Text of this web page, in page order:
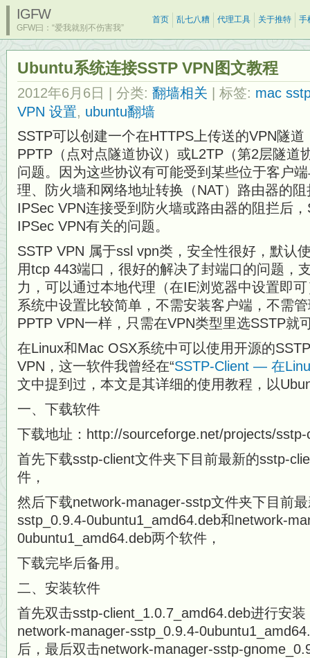
IGFW
GFW曰：“爱我就别不伤害我”
首页 乱七八糟 代理工具 关于推特 手
Ubuntu系统连接SSTP VPN图文教程
2012年6月6日 | 分类: 翻墙相关 | 标签: mac
VPN 设置, ubuntu翻墙
SSTP可以创建一个在HTTPS上传送的VPN隧
PPTP（点对点隧道协议）或L2TP（第2层隧道
问题。因为这些协议有可能受到某些位于客户
理、防火墙和网络地址转换（NAT）路由器的
IPSec VPN连接受到防火墙或路由器的阻拦后
IPSec VPN有关的问题。
SSTP VPN 属于ssl vpn类，安全性很好，默认
用tcp 443端口，很好的解决了封端口的问题，
力，可以通过本地代理（在IE浏览器中设置即
系统中设置比较简单，不需安装客户端，不需
PPTP VPN一样，只需在VPN类型里选SSTP就
在Linux和Mac OSX系统中可以使用开源的
VPN，这一软件我曾经在“SSTP-Client — 在
文中提到过，本文是其详细的使用教程，以
一、下载软件
下载地址：http://sourceforge.net/projects/sstp-
首先下载sstp-client文件夹下目前最新的sstp-
件，
然后下载network-manager-sstp文件夹下目前
sstp_0.9.4-0ubuntu1_amd64.deb和network-
0ubuntu1_amd64.deb两个软件，
下载完毕后备用。
二、安装软件
首先双击sstp-client_1.0.7_amd64.deb进行安
network-manager-sstp_0.9.4-
后，最后双击network-manager-sstp-